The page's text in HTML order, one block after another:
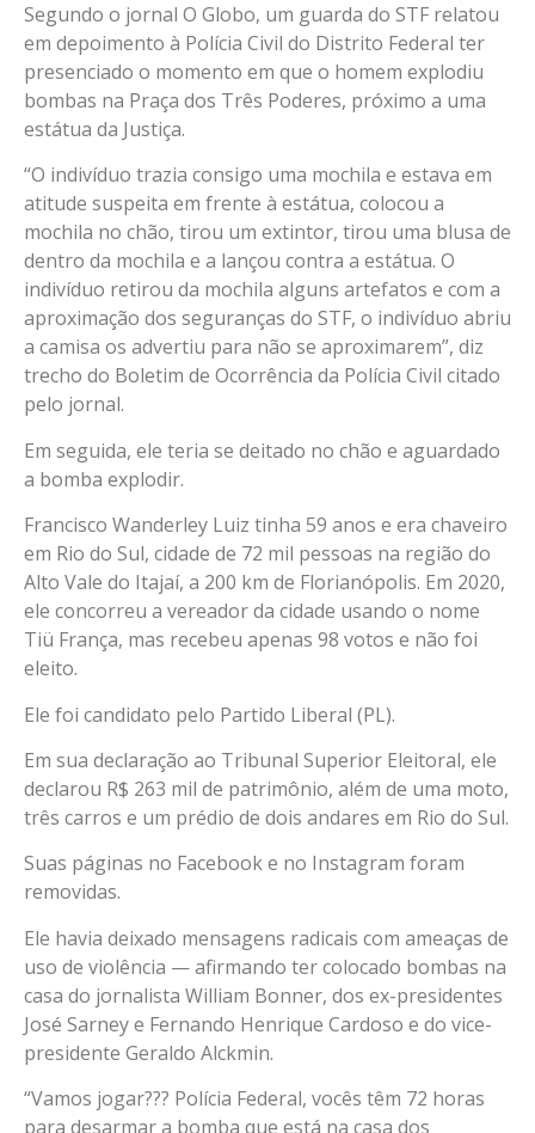
Segundo o jornal O Globo, um guarda do STF relatou
em depoimento à Polícia Civil do Distrito Federal ter
presenciado o momento em que o homem explodiu
bombas na Praça dos Três Poderes, próximo a uma
estátua da Justiça.
“O indivíduo trazia consigo uma mochila e estava em
atitude suspeita em frente à estátua, colocou a
mochila no chão, tirou um extintor, tirou uma blusa de
dentro da mochila e a lançou contra a estátua. O
indivíduo retirou da mochila alguns artefatos e com a
aproximação dos seguranças do STF, o indivíduo abriu
a camisa os advertiu para não se aproximarem”, diz
trecho do Boletim de Ocorrência da Polícia Civil citado
pelo jornal.
Em seguida, ele teria se deitado no chão e aguardado
a bomba explodir.
Francisco Wanderley Luiz tinha 59 anos e era chaveiro
em Rio do Sul, cidade de 72 mil pessoas na região do
Alto Vale do Itajaí, a 200 km de Florianópolis. Em 2020,
ele concorreu a vereador da cidade usando o nome
Tiü França, mas recebeu apenas 98 votos e não foi
eleito.
Ele foi candidato pelo Partido Liberal (PL).
Em sua declaração ao Tribunal Superior Eleitoral, ele
declarou R$ 263 mil de patrimônio, além de uma moto,
três carros e um prédio de dois andares em Rio do Sul.
Suas páginas no Facebook e no Instagram foram
removidas.
Ele havia deixado mensagens radicais com ameaças de
uso de violência — afirmando ter colocado bombas na
casa do jornalista William Bonner, dos ex-presidentes
José Sarney e Fernando Henrique Cardoso e do vice-
presidente Geraldo Alckmin.
“Vamos jogar??? Polícia Federal, vocês têm 72 horas
para desarmar a bomba que está na casa dos